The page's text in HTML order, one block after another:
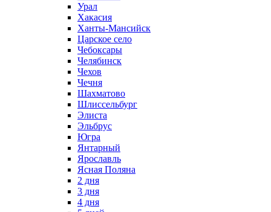
Урал
Хакасия
Ханты-Мансийск
Царское село
Чебоксары
Челябинск
Чехов
Чечня
Шахматово
Шлиссельбург
Элиста
Эльбрус
Югра
Янтарный
Ярославль
Ясная Поляна
2 дня
3 дня
4 дня